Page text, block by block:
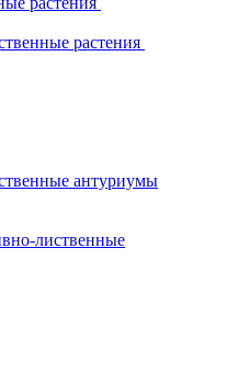
растения
антуриумы
лиственные